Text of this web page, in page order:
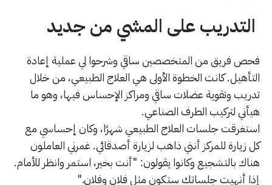
التدريب على المشي من جديد
فحص فريق من المتخصصين ساقي وشرحوا لي عملية إعادة
التأهيل. كانت الخطوة الأولى هي العلاج الطبيعي، من خلال
تدريب وتقوية عضلات ساقي ومراكز الإحساس فيها، وهو ما
هيأني لتركيب الطرف الصناعي.
استغرقت جلسات العلاج الطبيعي شهرًا، وكان إحساسي مع
كل زيارة للمركز أنني ذاهب لزيارة أصدقائي. غمرني العاملون
هناك بالتشجيع وكانوا يقولون: "أنت بخير، استمر وانظر للأمام.
إذا أنهيت جلساتك ستكون مثل فلان وفلان."